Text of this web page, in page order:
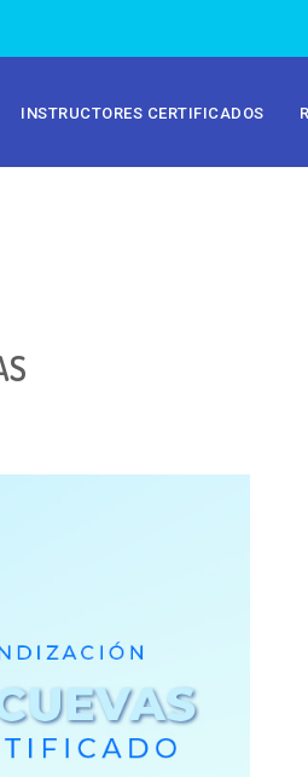
INSTRUCTORES CERTIFICADOS